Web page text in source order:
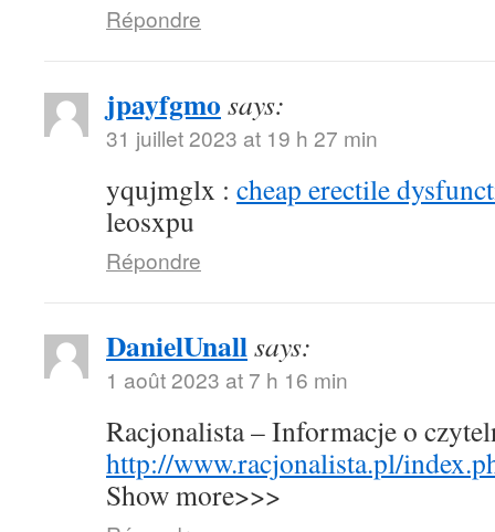
Répondre
jpayfgmo says:
31 juillet 2023 at 19 h 27 min
yqujmglx : cheap erectile
leosxpu
Répondre
DanielUnallsays:
1 août 2023 at 7 h 16 min
Racjonalista – Informacje o
http://www.racjonalista.pl/
Show more>>>